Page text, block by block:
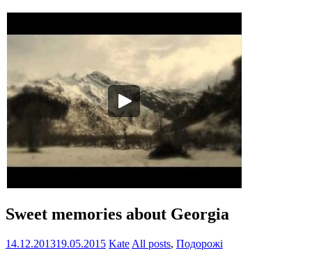
Sweet memories about Georgia
14.12.201319.05.2015 Kate All posts, Подорожі